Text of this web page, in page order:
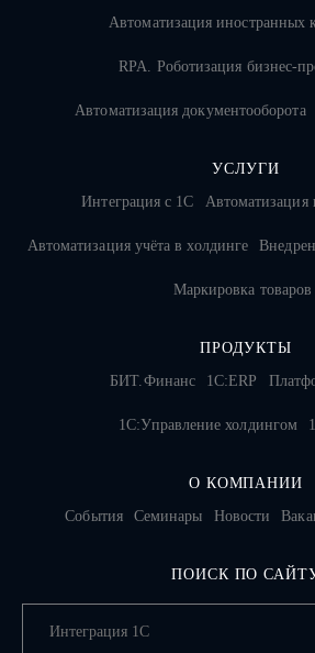
Автоматизация иностранных
RPA. Роботизация бизнес-
Автоматизация документооборота
УСЛУГИ
Интеграция с 1С
Автоматизация
Автоматизация учёта в холдинге
Маркировка товаров
ПРОДУКТЫ
БИТ.Финанс
1С:ERP
1С:Управление холдингом
О КОМПАНИИ
События
Семинары Новости
ПОИСК ПО